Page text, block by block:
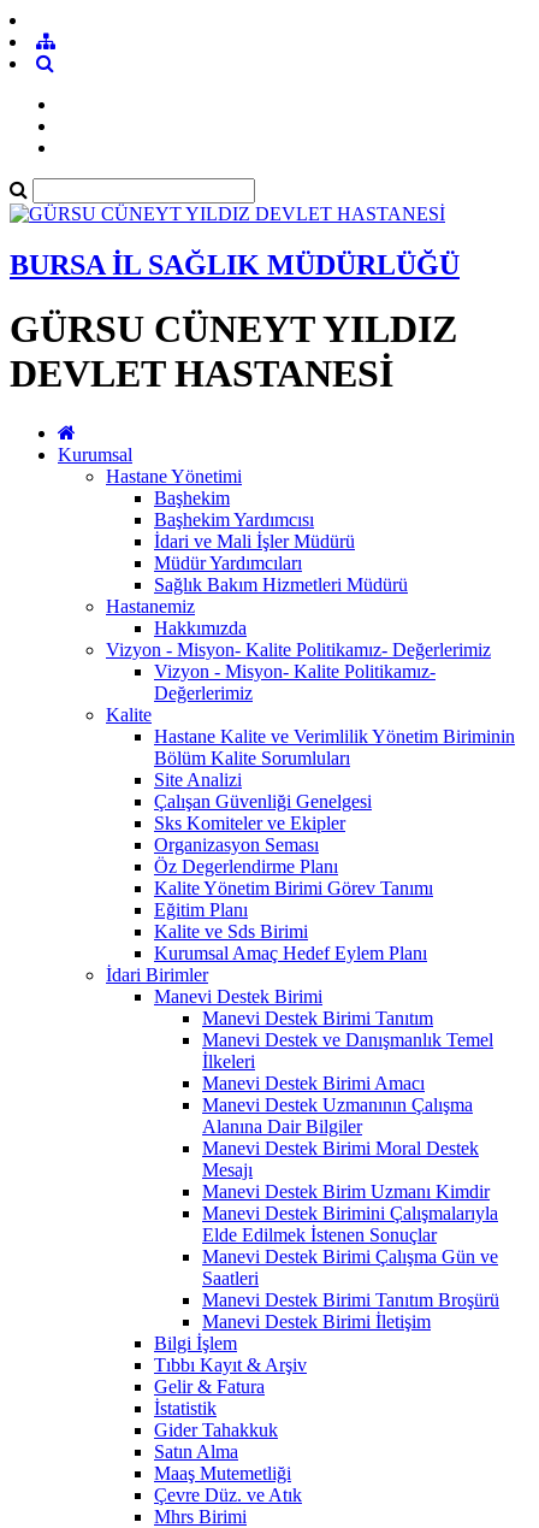
BURSA İL SAĞLIK MÜDÜRLÜĞÜ
GÜRSU CÜNEYT YILDIZ
DEVLET HASTANESİ
Kurumsal
Hastane Yönetimi
Başhekim
Başhekim Yardımcısı
İdari ve Mali İşler Müdürü
Müdür Yardımcıları
Sağlık Bakım Hizmetleri Müdürü
Hastanemiz
Hakkımızda
Vizyon - Misyon- Kalite Politikamız- Değerlerimiz
Vizyon - Misyon- Kalite Politikamız-
Değerlerimiz
Kalite
Hastane Kalite ve Verimlilik Yönetim Biriminin
Bölüm Kalite Sorumluları
Site Analizi
Çalışan Güvenliği Genelgesi
Sks Komiteler ve Ekipler
Organizasyon Seması
Öz Degerlendirme Planı
Kalite Yönetim Birimi Görev Tanımı
Eğitim Planı
Kalite ve Sds Birimi
Kurumsal Amaç Hedef Eylem Planı
İdari Birimler
Manevi Destek Birimi
Manevi Destek Birimi Tanıtım
Manevi Destek ve Danışmanlık Temel
İlkeleri
Manevi Destek Birimi Amacı
Manevi Destek Uzmanının Çalışma
Alanına Dair Bilgiler
Manevi Destek Birimi Moral Destek
Mesajı
Manevi Destek Birim Uzmanı Kimdir
Manevi Destek Birimini Çalışmalarıyla
Elde Edilmek İstenen Sonuçlar
Manevi Destek Birimi Çalışma Gün ve
Saatleri
Manevi Destek Birimi Tanıtım Broşürü
Manevi Destek Birimi İletişim
Bilgi İşlem
Tıbbı Kayıt & Arşiv
Gelir & Fatura
İstatistik
Gider Tahakkuk
Satın Alma
Maaş Mutemetliği
Çevre Düz. ve Atık
Mhrs Birimi